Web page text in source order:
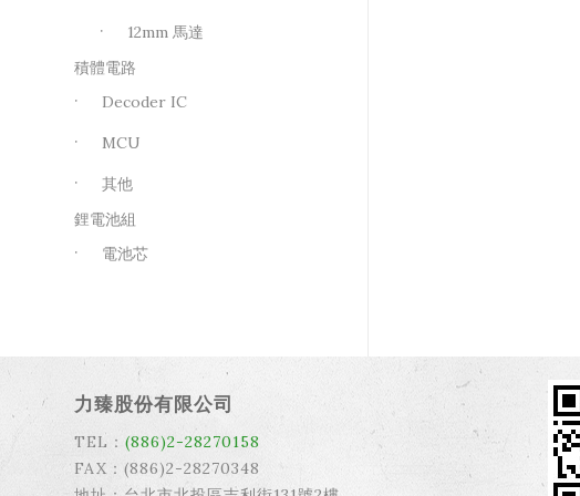
12mm 馬達
積體電路
Decoder IC
MCU
其他
鋰電池組
電池芯
力臻股份有限公司
TEL： (886)2-28270158
FAX：(886)2-28270348